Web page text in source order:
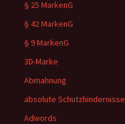
§ 25 MarkenG
§ 42 MarkenG
§ 9 MarkenG
3D-Marke
Abmahnung
absolute Schutzhindernisse
Adwords